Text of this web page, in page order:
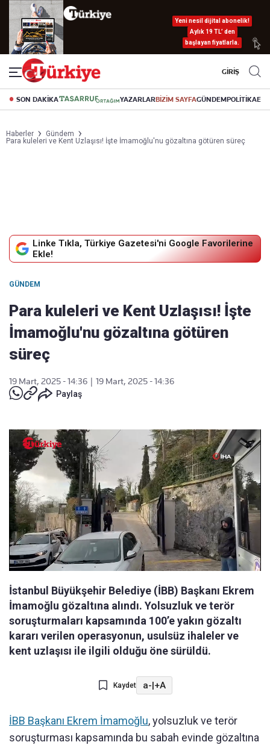
Yeni nesil dijital abonelik!
Aylık 19 TL’ den
başlayan fiyatlarla.
GİRİŞ
SON DAKİKA YAZARLARBİZİM SAYFAGÜNDEMPOLİTİKA
Haberler
Gündem
Para kuleleri ve Kent Uzlaşısı! İşte İmamoğlu'nu gözaltına götüren süreç
Linke Tıkla, Türkiye Gazetesi'ni Google Favorilerine
Ekle!
GÜNDEM
Para kuleleri ve Kent Uzlaşısı! İşte
İmamoğlu'nu gözaltına götüren
süreç
19 Mart, 2025 - 14:36
19 Mart, 2025 - 14:36
Paylaş
İstanbul Büyükşehir Belediye (İBB) Başkanı Ekrem
İmamoğlu gözaltına alındı. Yolsuzluk ve terör
soruşturmaları kapsamında 100’e yakın gözaltı
kararı verilen operasyonun, usulsüz ihaleler ve
kent uzlaşısı ile ilgili olduğu öne sürüldü.
Kaydet a-|+A
İBB Başkanı Ekrem İmamoğlu, yolsuzluk ve terör
soruşturması kapsamında bu sabah evinde gözaltına